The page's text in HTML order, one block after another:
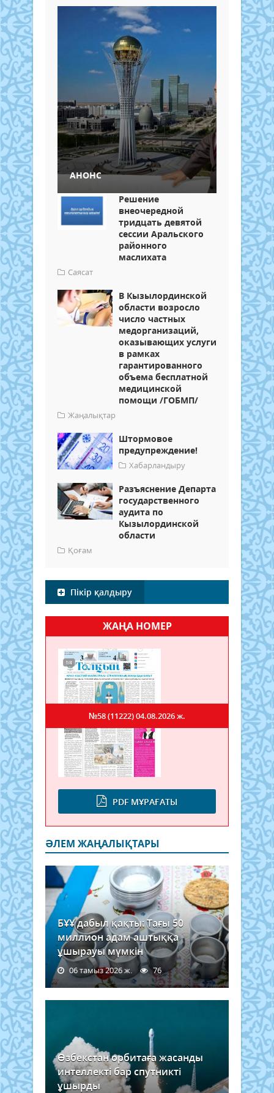
АНОНС
Решение
внеочередной
тридцать девятой
сессии Аральского
районного
маслихата
Саясат
В Кызылординской
области возросло
число частных
медорганизаций,
оказывающих услуги
в рамках
гарантированного
объема бесплатной
медицинской
помощи /ГОБМП/
Жаңалықтар
Штормовое
предупреждение!
Хабарландыру
Разъяснение Департамента
государственного
аудита по
Кызылординской
области
Қоғам
Пікір қалдыру
ЖАҢА НОМЕР
PDF МҰРАҒАТЫ
№58 (11222)04.08.2026 ж.
ӘЛЕМ ЖАҢАЛЫҚТАРЫ
БҰҰ дабыл қақты: Тағы 50
миллион адам аштыққа
ұшырауы мүмкін
06 тамыз 2026 ж. 76
Өзбекстан орбитаға жасанды
интеллекті бар спутникті
ұшырды